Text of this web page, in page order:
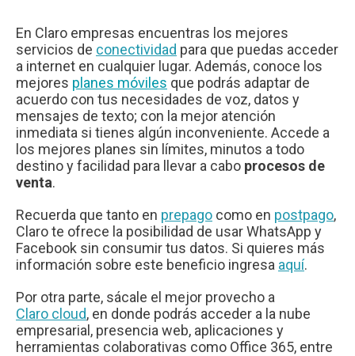
En Claro empresas encuentras los mejores
servicios de conectividad para que puedas acceder
a internet en cualquier lugar. Además, conoce los
mejores planes móviles que podrás adaptar de
acuerdo con tus necesidades de voz, datos y
mensajes de texto; con la mejor atención
inmediata si tienes algún inconveniente. Accede a
los mejores planes sin límites, minutos a todo
destino y facilidad para llevar a cabo procesos de
venta.
Recuerda que tanto en prepago como en postpago,
Claro te ofrece la posibilidad de usar WhatsApp y
Facebook sin consumir tus datos. Si quieres más
información sobre este beneficio ingresa aquí.
Por otra parte, sácale el mejor provecho a
Claro cloud, en donde podrás acceder a la nube
empresarial, presencia web, aplicaciones y
herramientas colaborativas como Office 365, entre